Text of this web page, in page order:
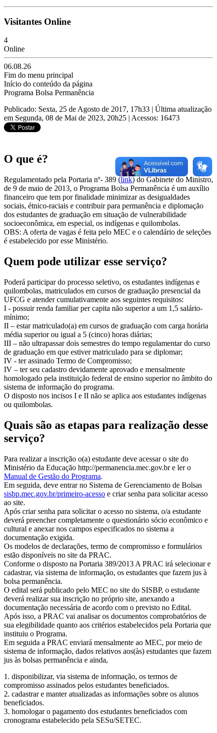
Visitantes Online
4
Online
06.08.26
Fim do menu principal
Início do conteúdo da página
Programa Bolsa Permanência
Publicado: Sexta, 25 de Agosto de 2017, 17h33
Última atualização
em Segunda, 08 de Mai de 2023, 20h25 Acessos: 16473
O que é?
Regulamentado pela Portaria nº- 389 (link) do Gabinete do Ministro,
de 9 de maio de 2013, o Programa Bolsa Permanência é um auxílio
financeiro que tem por finalidade minimizar as desigualdades
sociais, étnico-raciais e contribuir para permanência e diplomação
dos estudantes de graduação em situação de vulnerabilidade
socioeconômica, em especial, os indígenas e quilombolas.
OBS: A oferta de vagas é feita pelo MEC e o calendário de seleções
é estabelecido por esse Ministério.
Quem pode utilizar esse serviço?
Poderá participar do processo seletivo, os estudantes indígenas e
quilombolas, matriculados em cursos de graduação presencial da
UFCG e atender cumulativamente aos seguintes requisitos:
I - possuir renda familiar per capita não superior a um 1,5 salário-
mínimo;
II – estar matriculado(a) em cursos de graduação com carga horária
média superior ou igual a 5 (cinco) horas diárias;
III – não ultrapassar dois semestres do tempo regulamentar do curso
de graduação em que estiver matriculado para se diplomar;
IV - ter assinado Termo de Compromisso;
IV – ter seu cadastro devidamente aprovado e mensalmente
homologado pela instituição federal de ensino superior no âmbito do
sistema de informação do programa.
O disposto nos incisos I e II não se aplica aos estudantes indígenas
ou quilombolas.
Quais são as etapas para realização desse
serviço?
Para realizar a inscrição o(a) estudante deve acessar o site do
Ministério da Educação http://permanencia.mec.gov.br e ler o
Manual de Gestão do Programa.
Em seguida, deve entrar no Sistema de Gerenciamento de Bolsas
sisbp.mec.gov.br/primeiro-acesso e criar senha para solicitar acesso
ao site.
Após criar senha para solicitar o acesso no sistema, o/a estudante
deverá preencher completamente o questionário sócio econômico e
cultural e anexar nos campos especificados no sistema a
documentação exigida.
Os modelos de declarações, termo de compromisso e formulários
estão disponíveis no site da PRAC.
Conforme o disposto na Portaria 389/2013 A PRAC irá selecionar e
cadastrar, via sistema de informação, os estudantes que fazem jus à
bolsa permanência.
O edital será publicado pelo MEC no site do SISBP, o estudante
deverá realizar sua inscrição no próprio site, anexando a
documentação necessária de acordo com o previsto no Edital.
Após isso, a PRAC vai analisar os documentos comprobatórios de
sua elegibilidade quanto aos critérios estabelecidos pela Portaria que
instituiu o Programa.
Em seguida a PRAC enviará mensalmente ao MEC, por meio de
sistema de informação, dados relativos aos(às) estudantes que fazem
jus às bolsas permanência e ainda,
1. disponibilizar, via sistema de informação, os termos de
compromisso assinados pelos estudantes beneficiados.
2. cadastrar e manter atualizadas as informações sobre os alunos
beneficiados.
3. homologar o pagamento dos estudantes beneficiados com
cronograma estabelecido pela SESu/SETEC.